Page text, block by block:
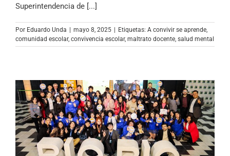
Superintendencia de [...]
Por Eduardo Unda | mayo 8, 2025 | Etiquetas: A convivir se aprende
comunidad escolar, convivencia escolar, maltrato docente salud mental